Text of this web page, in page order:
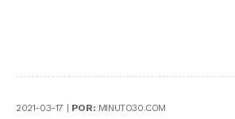
2021-03-17 | POR: MINUTO30.COM